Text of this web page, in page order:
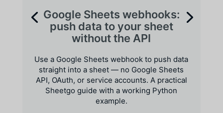
Google Sheets webhooks:
push data to your sheet
without the API
Use a Google Sheets webhook to push data
straight into a sheet — no Google Sheets
API, OAuth, or service accounts. A practical
Sheetgo guide with a working Python
example.